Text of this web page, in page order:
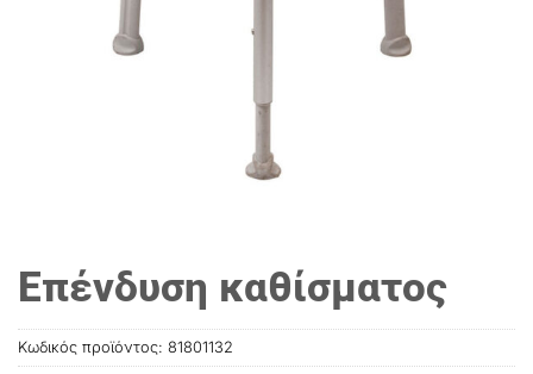
Επένδυση καθίσματος
Κωδικός προϊόντος: 81801132